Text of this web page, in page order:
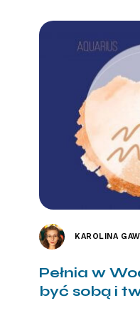
KAROLINA
Pełnia w
być sobą i